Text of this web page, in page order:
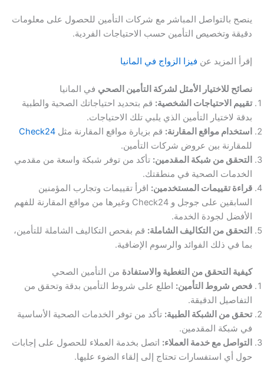
ينصح بالتواصل المباشر مع شركات التأمين للحصول على معلومات
دقيقة وتخصيص التأمين حسب الاحتياجات الفردية.
إقرأ المزيد عن فيزا الزواج في المانيا
نصائح للاختيار الأمثل لشركة التأمين الصحي في المانيا
تقييم الاحتياجات الشخصية: قم بتحديد احتياجاتك الصحية والطبية
بدقة لاختيار التأمين الذي يلبي تلك الاحتياجات.
استخدام مواقع المقارنة: قم بزيارة مواقع المقارنة مثل Check24
للمقارنة بين عروض شركات التأمين.
التحقق من شبكة المقدمين: تأكد من توفر شبكة واسعة من مقدمي
الخدمات الصحية في منطقتك.
قراءة تقييمات المستخدمين: اقرأ تقييمات وتجارب المؤمنين
السابقين على جوجل و Check24 وغيرها من مواقع المقارنة للفهم
الأفضل لجودة الخدمة.
التحقق من التكاليف الشاملة: قم بفحص التكاليف الشاملة للتأمين،
بما في ذلك الفوائد والرسوم الإضافية.
كيفية التحقق من التغطية والاستفادة من التأمين الصحي
فحص شروط التأمين: اطلع على شروط التأمين بدقة وتحقق من
التفاصيل الدقيقة.
تحقق من الشبكة الطبية: تأكد من توفر الخدمات الصحية الأساسية
في شبكة المقدمين.
التواصل مع خدمة العملاء: اتصل بخدمة العملاء للحصول على إجابات
حول أي استفسارات تحتاج إلى إلقاء الضوء عليها.